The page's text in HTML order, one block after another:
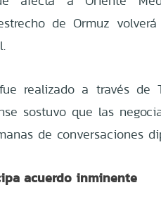
de Ormuz
realizado a través de
sostuvo que las
de conversaciones
acuerdo inminente